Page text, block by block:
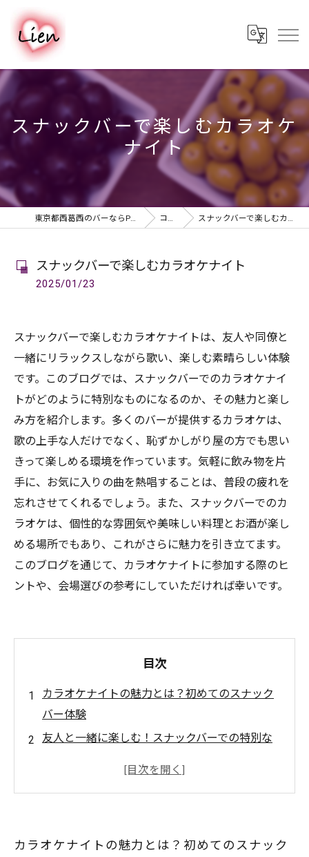
スナックバーで楽しむカラオケ
ナイト
東京都西葛西のバーならPUB & BAR Lien コラム スナックバーで楽しむカラオケナイト
スナックバーで楽しむカラオケナイト
2025/01/23
スナックバーで楽しむカラオケナイトは、友人や同僚と
一緒にリラックスしながら歌い、楽しむ素晴らしい体験
です。このブログでは、スナックバーでのカラオケナイ
トがどのように特別なものになるのか、その魅力と楽し
み方を紹介します。多くのバーが提供するカラオケは、
歌の上手な人だけでなく、恥ずかしがり屋の方でも思い
きって楽しめる環境を作っています。気軽に飲み物を片
手に、お気に入りの曲を熱唱することは、普段の疲れを
忘れさせてくれるでしょう。また、スナックバーでのカ
ラオケは、個性的な雰囲気や美味しい料理とお酒が楽し
める場所でもあり、これがさらに魅力を引き立てます。
このブログを通じて、カラオケナイトに参加する際のヒ
ントや、会場選びの参考にしていただければ幸いです。
目次
カラオケナイトの魅力とは？初めてのスナック
バー体験
友人と一緒に楽しむ！スナックバーでの特別な
個性的なスナックバーでのカラオケ体験の思い
カラオケナイトの魅力とは？初めてのスナック